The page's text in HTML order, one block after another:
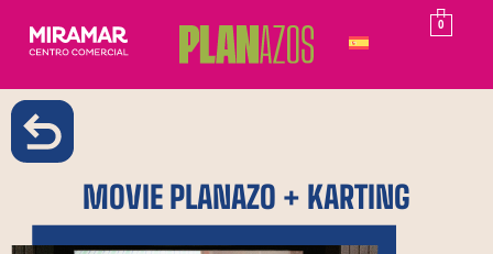
0
MOVIE PLANAZO + KARTING